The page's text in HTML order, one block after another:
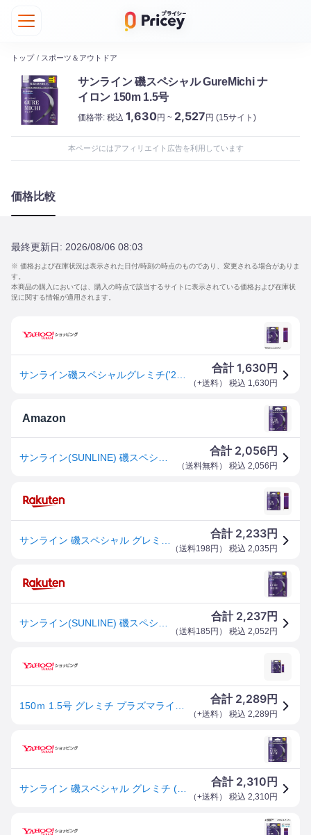
トップ / スポーツ＆アウトドア
サンライン 磯スペシャル GureMichi ナ
イロン 150m 1.5号
価格帯: 税込 1,630円 ~ 2,527円 (15サイト)
本ページにはアフィリエイト広告を利用しています
価格比較
最終更新日: 2026/08/06 08:03
※ 価格および在庫状況は表示された日付/時刻の時点のものであり、変更される場合がありま
す。
本商品の購入においては、購入の時点で該当するサイトに表示されている価格および在庫状
況に関する情報が適用されます。
合計1,630 円
（+送料） 税込 1,630円
Amazon
合計 2,056円
（送料無料） 税込 2,056 円
合計 2,233円
（送料198円 ） 税込 2,035 円
合計 2,237円
（送料185円 ） 税込 2,052 円
合計 2,289円
（+送料） 税込 2,289 円
合計 2,310 円
（+送料） 税込 2,310円